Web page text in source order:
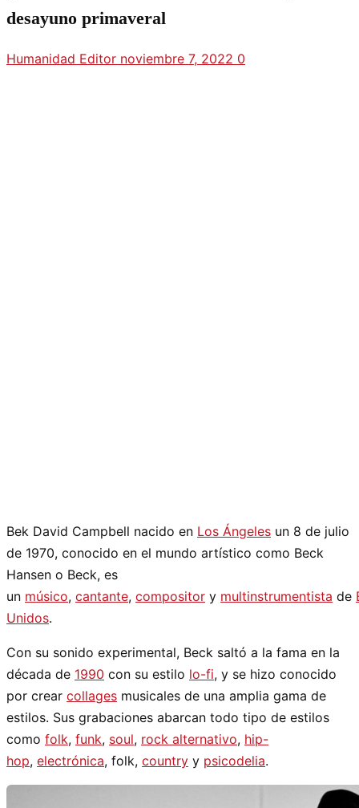
desayuno primaveral
Humanidad Editor noviembre 7, 2022 0
Bek David Campbell nacido en Los Ángeles un 8 de julio
de 1970, conocido en el mundo artístico como Beck
Hansen o Beck, es
un músico, cantante, compositor y multinstrumentista de
Unidos.
Con su sonido experimental, Beck saltó a la fama en la
década de 1990 con su estilo lo-fi, y se hizo conocido
por crear collages musicales de una amplia gama de
estilos. Sus grabaciones abarcan todo tipo de estilos
como folk, funk, soul, rock alternativo, hip-
hop, electrónica, folk, country y psicodelia.